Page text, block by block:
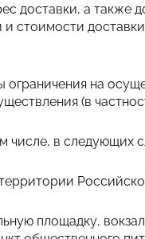
доставки, а
стоимости
на
(в
числе, в следующих
площадку,